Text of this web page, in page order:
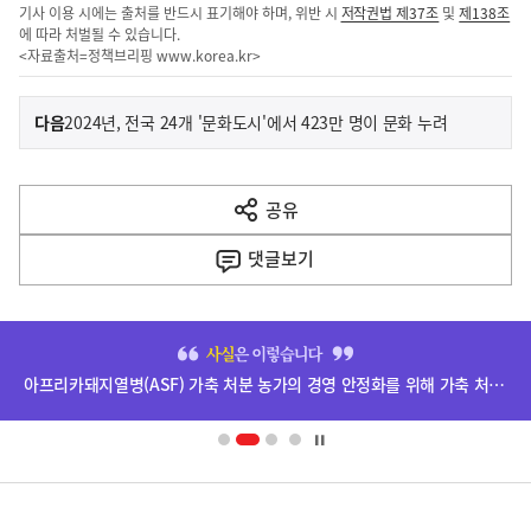
기사 이용 시에는 출처를 반드시 표기해야 하며, 위반 시 저작권법 제37조 및제138조
에 따라 처벌될 수 있습니다.
<자료출처=정책브리핑 www.korea.kr>
이
전
다
음
다음기
2024년, 전국 24개 '문화도시'에서 423만 명이 문화 누려
공유
열
기
댓글보기
단
영
아프리카돼지열병(ASF) 가축 처분 농가의 경영 안정화를 위해 가축 처분 보상금을 신속하게 지급하겠습니다.